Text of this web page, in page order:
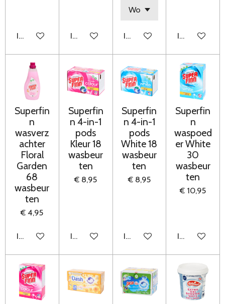
In winkelwagenIn winkelwagenIn winkelwagenIn
Superfin
n
wasverz
achter
Floral
Garden
68
wasbeur
ten
€ 4,95
In winkelwagen
Superfin
n 4-in-1
pods
Kleur 18
wasbeur
ten
€ 8,95
In winkelwagen
Superfin
n 4-in-1
pods
White 18
wasbeur
ten
€ 8,95
In winkelwagen
Superfin
n
waspoed
er White
30
wasbeur
ten
€ 10,95
In